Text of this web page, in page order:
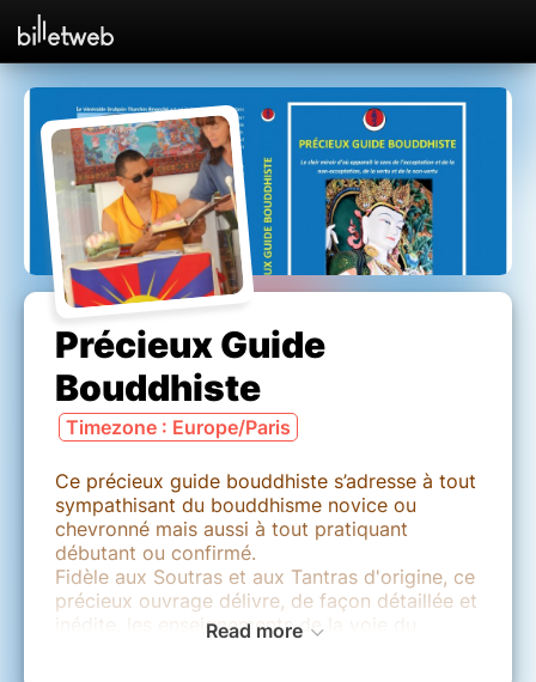
Précieux Guide
Bouddhiste
Timezone : Europe/Paris
Ce précieux guide bouddhiste s’adresse à tout
sympathisant du bouddhisme novice ou
chevronné mais aussi à tout pratiquant
débutant ou confirmé.
Fidèle aux Soutras et aux Tantras d'origine, ce
précieux ouvrage délivre, de façon détaillée et
inédite, les enseignements de la voie du
Read more